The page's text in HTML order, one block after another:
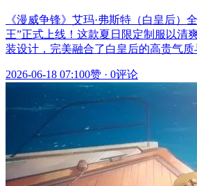
《漫威争锋》艾玛·弗斯特（白皇后）
王”正式上线！这款夏日限定制服以清
装设计，完美融合了白皇后的高贵气
2026-06-18 07:100赞 · 0评论